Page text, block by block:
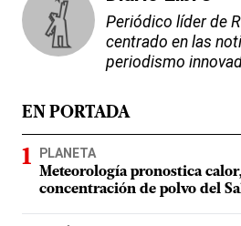
Periódico líder de
centrado en las
periodismo
EN PORTADA
PLANETA
Meteorología pronostica
concentración de polvo del